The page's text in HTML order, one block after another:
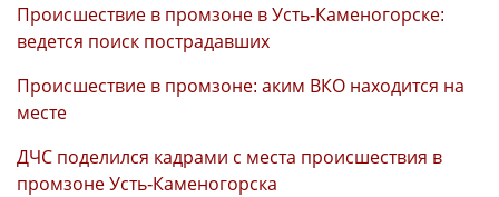
Происшествие в промзоне в Усть-Каменогорске:
ведется поиск пострадавших
Происшествие в промзоне: аким ВКО находится на
месте
ДЧС поделился кадрами с места происшествия в
промзоне Усть-Каменогорска